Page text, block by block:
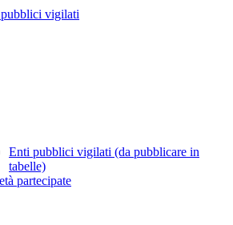
vigilati
Enti pubblici vigilati (da pubblicare in
tabelle)
partecipate